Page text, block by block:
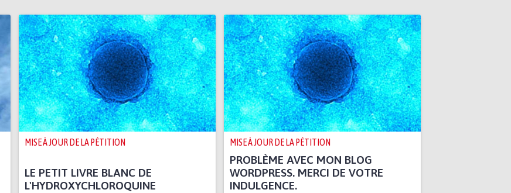
MISE À JOUR DE LA PÉTITION
LE PETIT LIVRE BLANC DE
L'HYDROXYCHLOROQUINE
MISE À JOUR DE LA PÉTITION
PROBLÈME AVEC MON BLOG
WORDPRESS. MERCI DE VOTRE
INDULGENCE.